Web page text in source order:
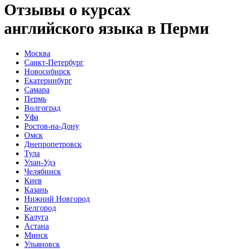
Отзывы о курсах
английского языка в Перми
Москва
Санкт-Петербург
Новосибирск
Екатеринбург
Самара
Пермь
Волгоград
Уфа
Ростов-на-Дону
Омск
Днепропетровск
Тула
Улан-Удэ
Челябинск
Киев
Казань
Нижний Новгород
Белгород
Калуга
Астана
Минск
Ульяновск